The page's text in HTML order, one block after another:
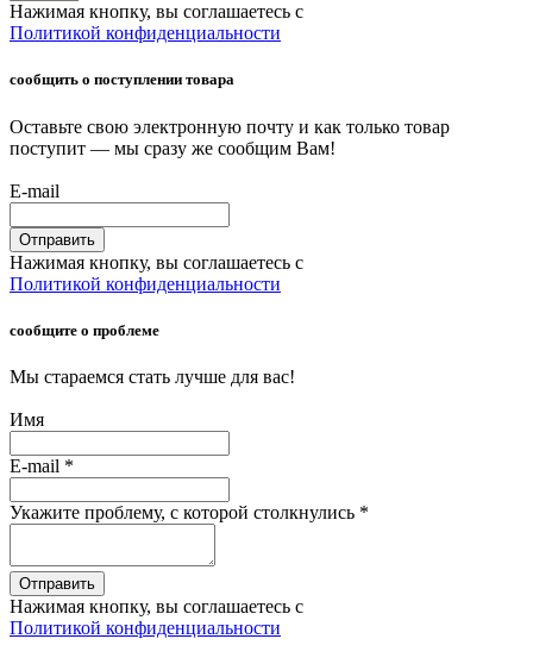
Нажимая кнопку, вы соглашаетесь с
Политикой конфиденциальности
сообщить о поступлении товара
Оставьте свою электронную почту и как только товар
поступит — мы сразу же сообщим Вам!
E-mail
Отправить
Нажимая кнопку, вы соглашаетесь с
Политикой конфиденциальности
сообщите о проблеме
Мы стараемся стать лучше для вас!
Имя
E-mail *
Укажите проблему, с которой столкнулись *
Отправить
Нажимая кнопку, вы соглашаетесь с
Политикой конфиденциальности